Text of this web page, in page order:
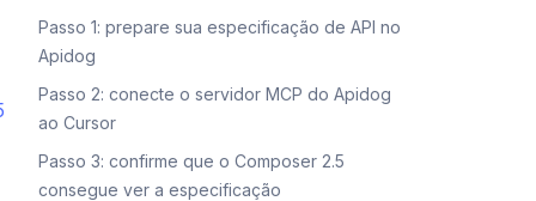
Passo 1: prepare sua especificação de API no
Apidog
Passo 2: conecte o servidor MCP do Apidog
ao Cursor
Passo 3: confirme que o Composer 2.5
consegue ver a especificação